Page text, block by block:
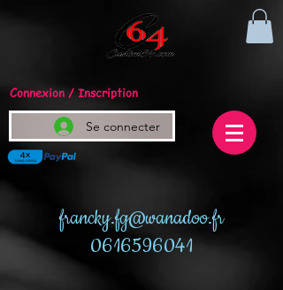
Connexion / Inscription
Se connecter
francky.fg@wanadoo.fr
0616596041